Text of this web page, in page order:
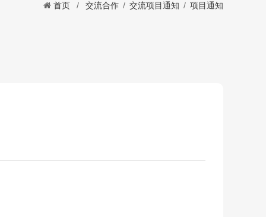
首页 / 交流合作 / 交流项目通知 / 项目通知